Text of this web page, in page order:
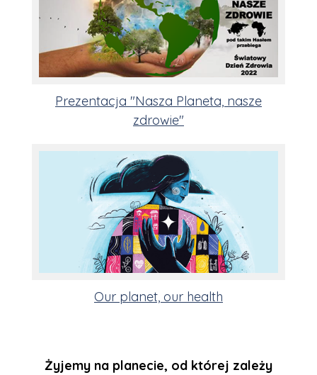
Prezentacja "Nasza Planeta, nasze
zdrowie"
Our planet, our health
Żyjemy na planecie, od której zależy